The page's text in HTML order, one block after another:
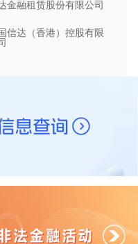
金融租赁股份有限公司
信达（香港）控股有限